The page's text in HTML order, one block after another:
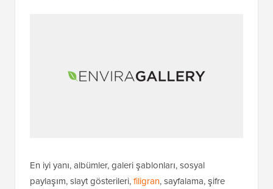
En iyi yanı, albümler, galeri şablonları, sosyal
paylaşım, slayt gösterileri,filigran, sayfalama, şifre